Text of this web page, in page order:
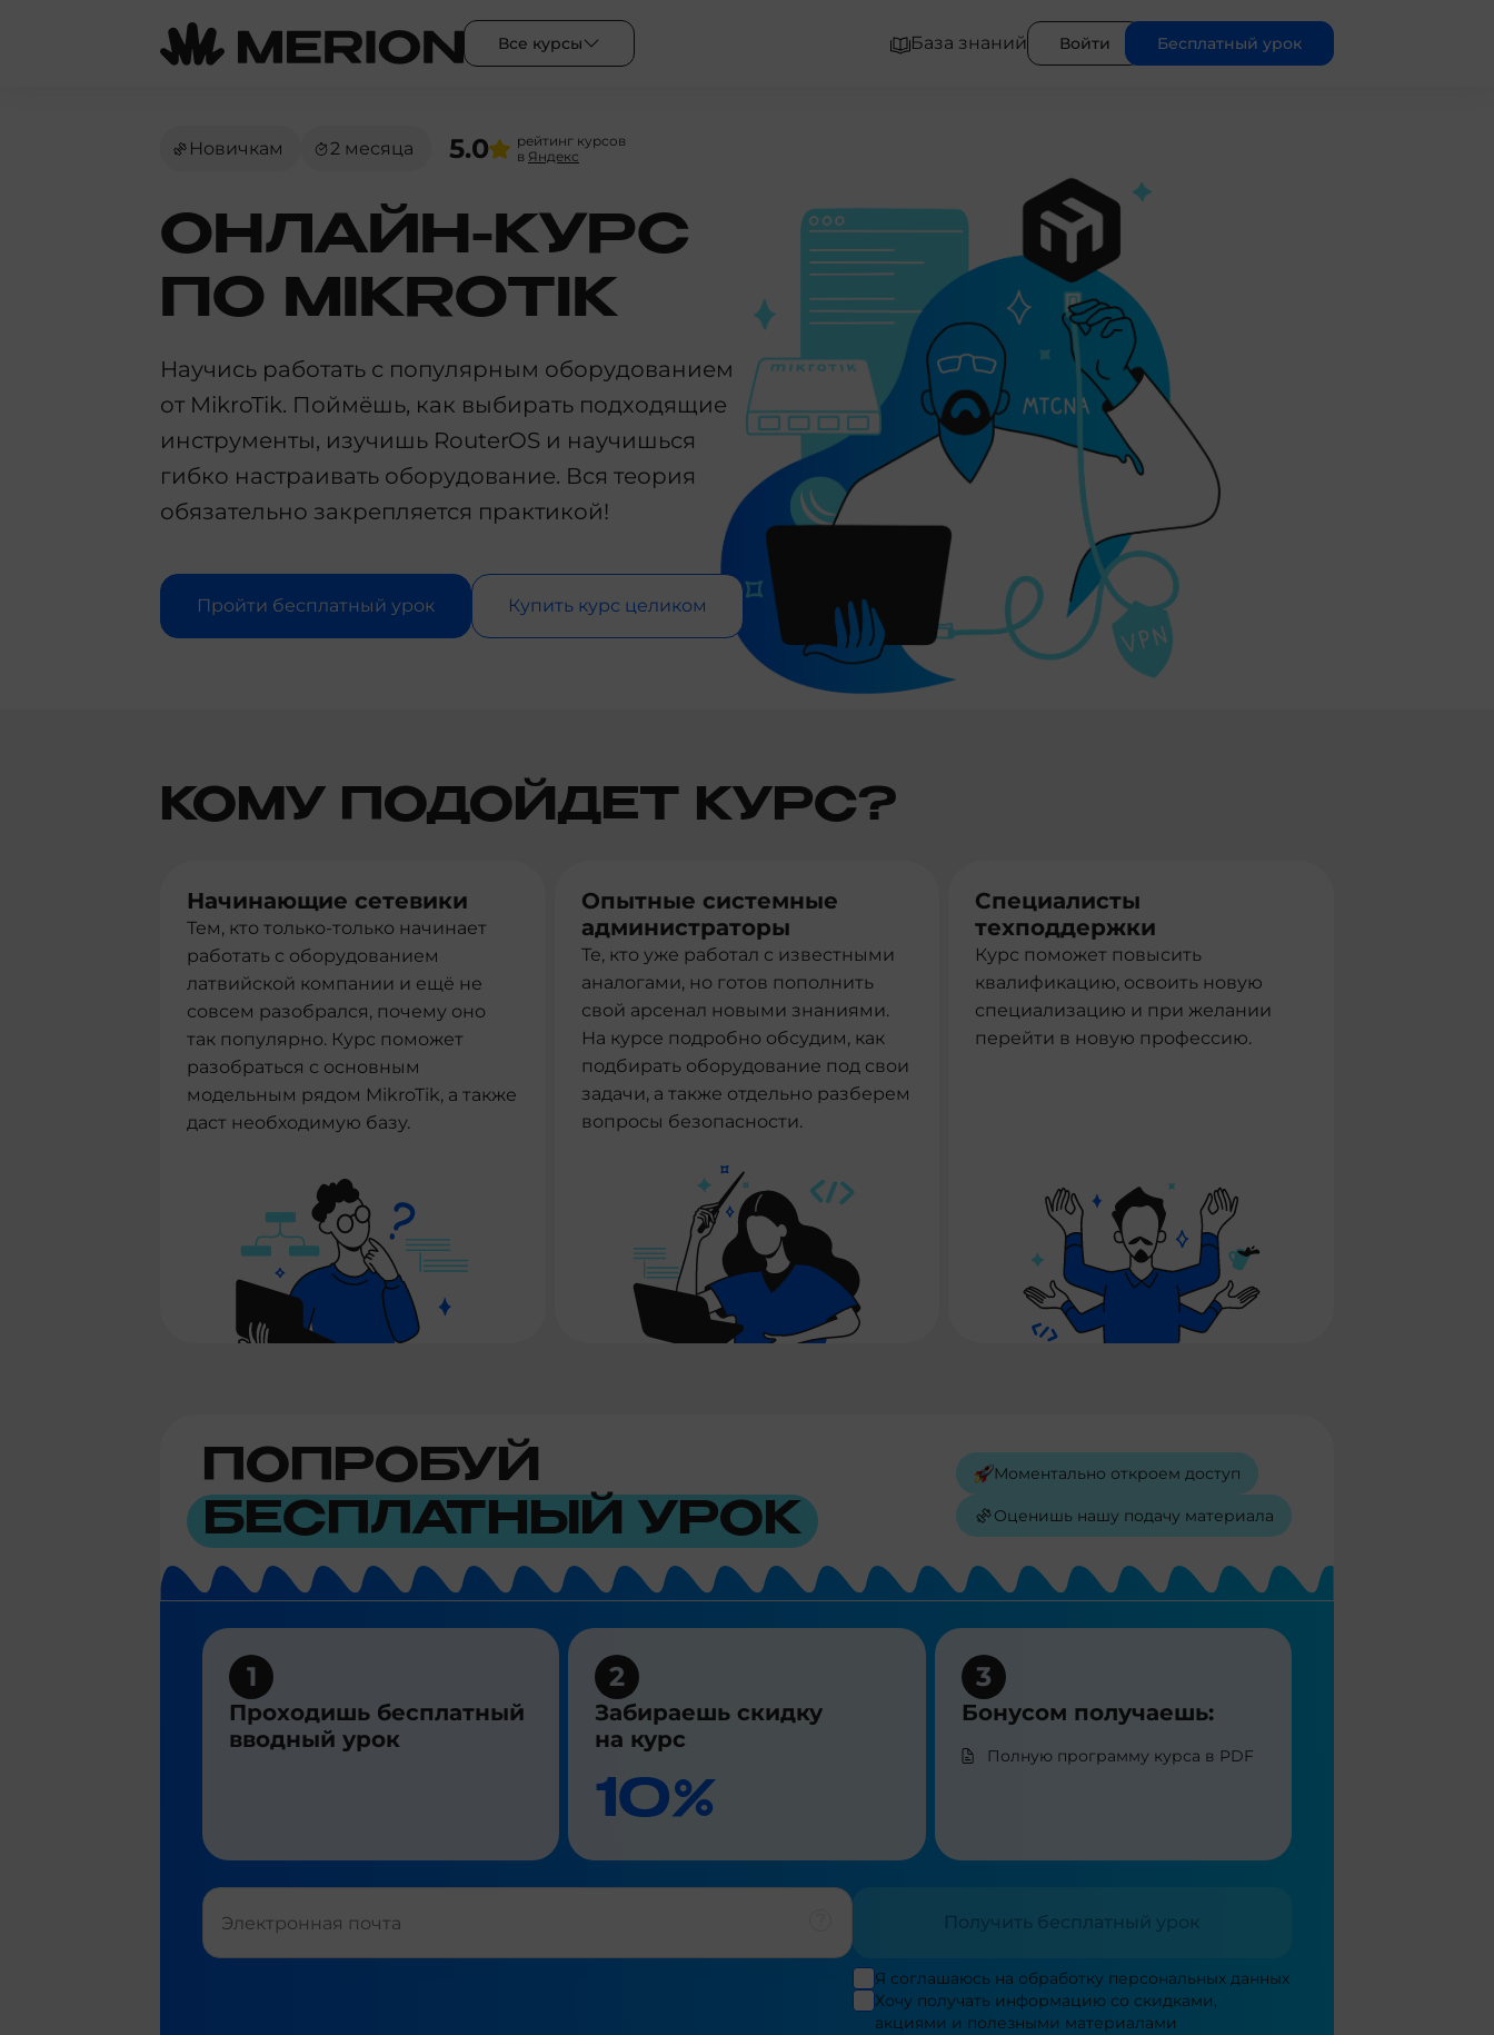
Все курсы База знаний Войти Бесплатный урок
Новичкам 2 месяца 5.0
рейтинг курсов
в Яндекс
ОНЛАЙН-КУРС
ПО MIKROTIK
Научись работать с популярным оборудованием
от MikroTik. Поймёшь, как выбирать подходящие
инструменты, изучишь RouterOS и научишься
гибко настраивать оборудование. Вся теория
обязательно закрепляется практикой!
Пройти бесплатный урок Купить курс целиком
КОМУ ПОДОЙДЕТ КУРС?
Начинающие сетевики
Тем, кто только-только начинает
работать с оборудованием
латвийской компании и ещё не
совсем разобрался, почему оно
так популярно. Курс поможет
разобраться с основным
модельным рядом MikroTik, а также
даст необходимую базу.
Опытные системные
администраторы
Те, кто уже работал с известными
аналогами, но готов пополнить
свой арсенал новыми знаниями.
На курсе подробно обсудим, как
подбирать оборудование под свои
задачи, а также отдельно разберем
вопросы безопасности.
Специалисты
техподдержки
Курс поможет повысить
квалификацию, освоить новую
специализацию и при желании
перейти в новую профессию.
ПОПРОБУЙ
БЕСПЛАТНЫЙ УРОК
Моментально откроем доступ
Оценишь нашу подачу материала
1
Проходишь бесплатный
вводный урок
2
Забираешь скидку
на курс
10%
3
Бонусом получаешь:
Полную программу курса в PDF
Получить бесплатный урок
Я соглашаюсь на обработку персональных данных
Хочу получать информацию со скидками,
акциями и полезными материалами